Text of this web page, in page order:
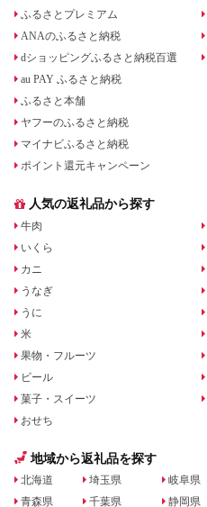
ふるさとプレミアム
ANAのふるさと納税
dショッピングふるさと納税百選
au PAY ふるさと納税
ふるさと本舗
ヤフーのふるさと納税
マイナビふるさと納税
ポイント還元キャンペーン
人気の返礼品から探す
牛肉
いくら
カニ
うなぎ
うに
米
果物・フルーツ
ビール
菓子・スイーツ
おせち
地域から返礼品を探す
北海道
青森県
埼玉県
千葉県
岐阜県
静岡県